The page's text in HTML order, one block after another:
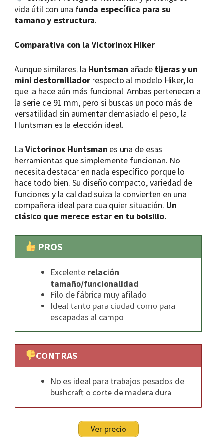
vida útil con una funda específica para su
tamaño y estructura.
Comparativa con la Victorinox Hiker
Aunque similares, la Huntsman añade tijeras y un
mini destornillador respecto al modelo Hiker, lo
que la hace aún más funcional. Ambas pertenecen a
la serie de 91 mm, pero si buscas un poco más de
versatilidad sin aumentar demasiado el peso, la
Huntsman es la elección ideal.
La Victorinox Huntsman es una de esas
herramientas que simplemente funcionan. No
necesita destacar en nada específico porque lo
hace todo bien. Su diseño compacto, variedad de
funciones y la calidad suiza la convierten en una
compañera ideal para cualquier situación. Un
clásico que merece estar en tu bolsillo.
PROS
Excelente relación
tamaño/funcionalidad
Filo de fábrica muy afilado
Ideal tanto para ciudad como para
escapadas al campo
CONTRAS
No es ideal para trabajos pesados de
bushcraft o corte de madera dura
Ver precio